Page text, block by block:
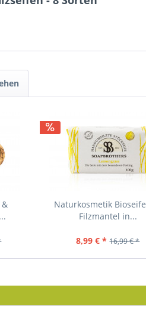
&
Naturkosmetik
Filzmantel in...
8,99 € * 16,99 € *